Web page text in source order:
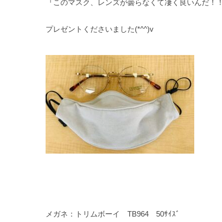
『このマスク、レンズが曇らなくて凄く良いんだ！
プレゼントくださいました(*^^)v
メガネ：トリムボーイ TB964 50ｻｲｽﾞ